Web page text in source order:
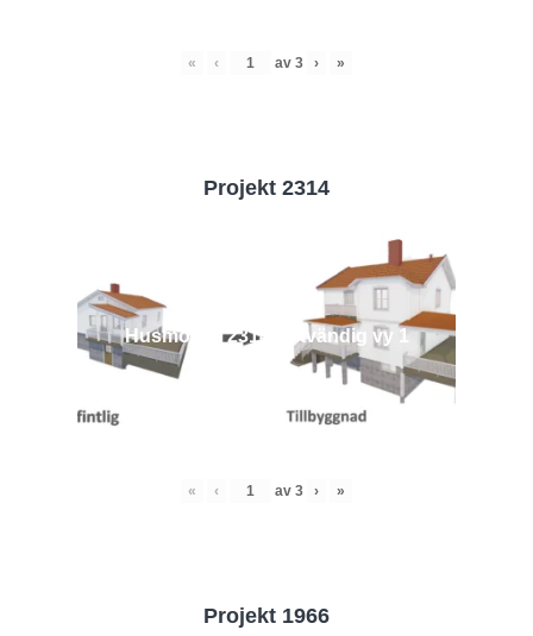
« ‹ av 3 › »
Projekt 2314
Husmodell 2314 - Utvändig vy 1
« ‹ av 3 › »
Projekt 1966